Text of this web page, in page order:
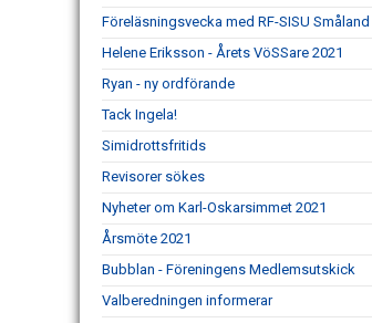
Föreläsningsvecka med RF-SISU Småland
Helene Eriksson - Årets VöSSare 2021
Ryan - ny ordförande
Tack Ingela!
Simidrottsfritids
Revisorer sökes
Nyheter om Karl-Oskarsimmet 2021
Årsmöte 2021
Bubblan - Föreningens Medlemsutskick
Valberedningen informerar